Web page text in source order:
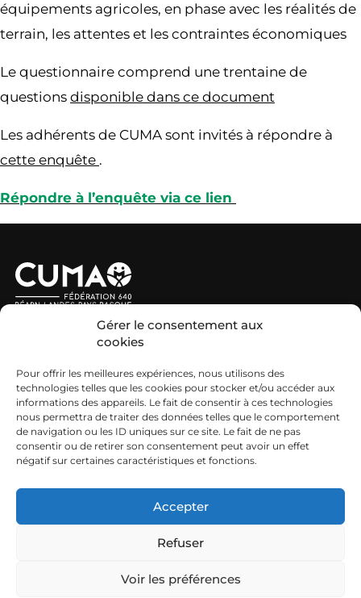
Gérer le consentement aux
cookies
Pour offrir les meilleures expériences, nous utilisons des
technologies telles que les cookies pour stocker et/ou accéder aux
informations des appareils. Le fait de consentir à ces technologies
nous permettra de traiter des données telles que le comportement
de navigation ou les ID uniques sur ce site. Le fait de ne pas
consentir ou de retirer son consentement peut avoir un effet
négatif sur certaines caractéristiques et fonctions.
Accepter
Refuser
Voir les préférences
équipements agricoles, en phase avec les réalités de
terrain, les attentes et les contraintes économiques
Le questionnaire comprend une trentaine de
questions disponible dans ce document
Les adhérents de CUMA sont invités à répondre à
cette enquête .
Répondre à l’enquête via ce lien
Nous contacter
MIEUX NOUS CONNAÎTRE
Nos engagements et missions
Les CUMA
Découvrir le réseau Cuma
CUMA ET EMPLOI
FCuma Béarn Landes Pays Basque © 2026